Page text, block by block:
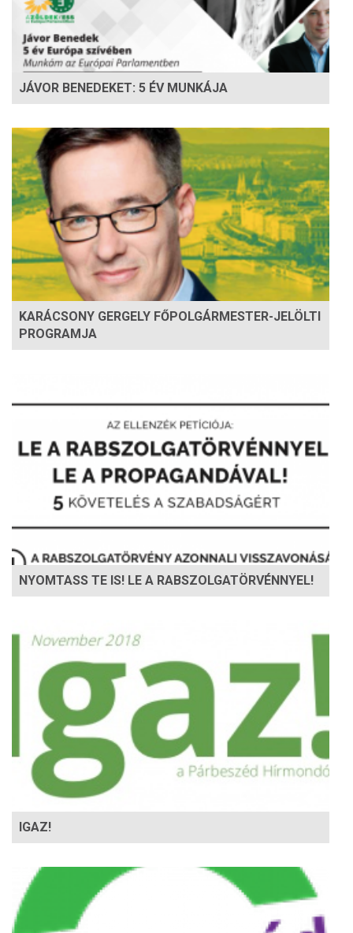
JÁVOR BENEDEKET: 5 ÉV MUNKÁJA
KARÁCSONY GERGELY FŐPOLGÁRMESTER-JELÖLTI
PROGRAMJA
NYOMTASS TE IS! LE A RABSZOLGATÖRVÉNNYEL!
IGAZ!